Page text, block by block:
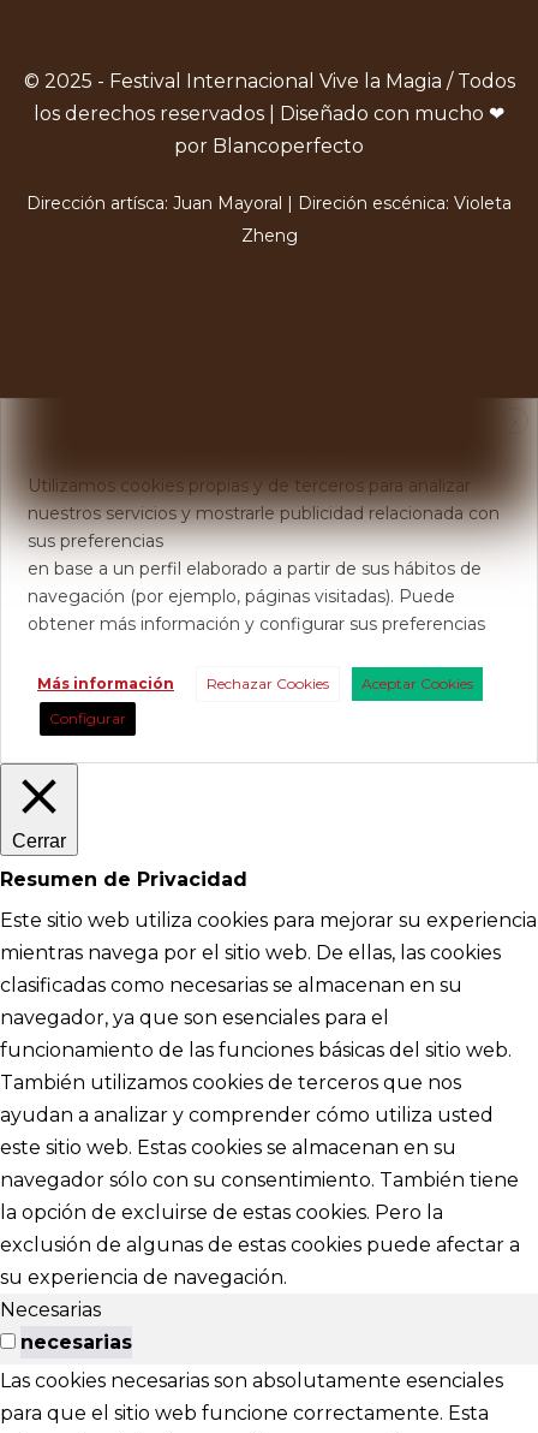
© 2025 - Festival Internacional Vive la Magia / Todos
los derechos reservados | Diseñado con mucho ❤
por Blancoperfecto
Dirección artísca: Juan Mayoral | Direción escénica: Violeta
Zheng
Utilizamos cookies propias y de terceros para analizar
nuestros servicios y mostrarle publicidad relacionada con
sus preferencias
en base a un perfil elaborado a partir de sus hábitos de
navegación (por ejemplo, páginas visitadas). Puede
obtener más información y configurar sus preferencias
Más información Rechazar Cookies
Aceptar Cookies
Configurar
Cerrar
Resumen de Privacidad
Este sitio web utiliza cookies para mejorar su experiencia
mientras navega por el sitio web. De ellas, las cookies
clasificadas como necesarias se almacenan en su
navegador, ya que son esenciales para el
funcionamiento de las funciones básicas del sitio web.
También utilizamos cookies de terceros que nos
ayudan a analizar y comprender cómo utiliza usted
este sitio web. Estas cookies se almacenan en su
navegador sólo con su consentimiento. También tiene
la opción de excluirse de estas cookies. Pero la
exclusión de algunas de estas cookies puede afectar a
su experiencia de navegación.
Necesarias
necesarias
Las cookies necesarias son absolutamente esenciales
para que el sitio web funcione correctamente. Esta